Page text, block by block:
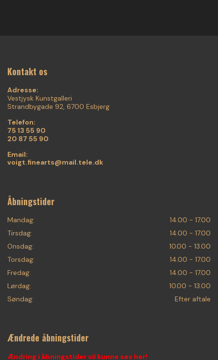
Kontakt os
Adresse:
Vestjysk Kunstgalleri
Strandbygade 92, 6700 Esbjerg
Telefon:
75 13 55 90
20 87 55 90
Email:
voigt.finearts@mail.tele.dk
Åbningstider
Mandag:
14.00 - 17.00
Tirsdag:
14.00 - 17.00
Onsdag:
10.00 - 13.00
Torsdag:
14.00 - 17.00
Fredag:
14.00 - 17.00
Lørdag:
10.00 - 13.00
Søndag:
Efter aftale
Ændrede åbningstider
Ændring i åbningstider vil kunne ses her!